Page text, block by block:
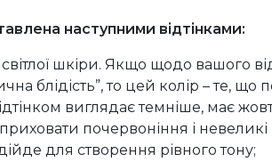
наступними відтінками:
шкіри. Якщо щодо вашого
блідість”, то цей колір – те, що
виглядає темніше, має
почервоніння і невеликі
для створення рівного тону;